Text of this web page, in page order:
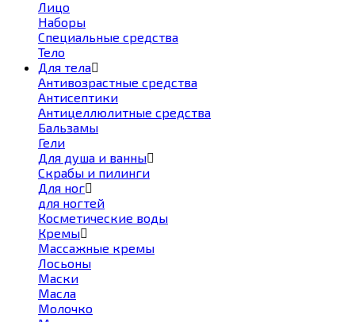
Лицо
Наборы
Специальные средства
Тело
Для тела
Антивозрастные средства
Антисептики
Антицеллюлитные средства
Бальзамы
Гели
Для душа и ванны
Скрабы и пилинги
Для ног
для ногтей
Косметические воды
Кремы
Массажные кремы
Лосьоны
Маски
Масла
Молочко